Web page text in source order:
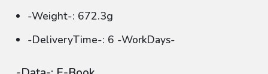
-Weight-: 672.3g
-DeliveryTime-: 6 -WorkDays-